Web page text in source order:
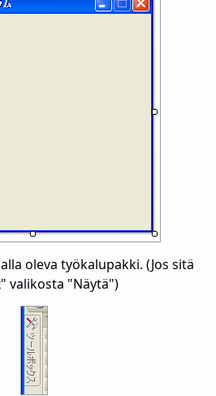
oleva työkalupakki. (Jos sitä
valikosta "Näytä")